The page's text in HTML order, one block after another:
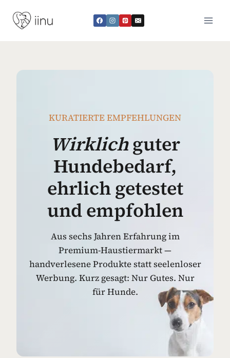
Inhalt
springen
KURATIERTE EMPFEHLUNGEN
Wirklichguter
Hundebedarf,
ehrlich getestet
und empfohlen
Aus sechs Jahren Erfahrung im
Premium-Haustiermarkt —
handverlesene Produkte statt seelenloser
Werbung. Kurz gesagt: Nur Gutes. Nur
für Hunde.